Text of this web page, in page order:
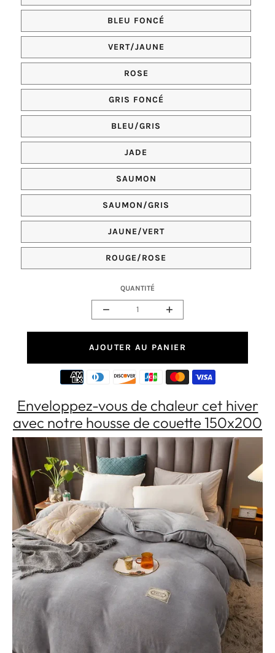
COULEUR
BLEU FONCÉ
COULEUR
VERT/JAUNE
COULEUR
ROSE
COULEUR
GRIS FONCÉ
COULEUR
BLEU/GRIS
COULEUR
JADE
COULEUR
SAUMON
COULEUR
SAUMON/GRIS
COULEUR
JAUNE/VERT
COULEUR
ROUGE/ROSE
QUANTITÉ
Réduire
quantité
de
couette
hiver
150x200
Augmenter
quantité
de
de
couette
hiver
150x200
AJOUTER AU PANIER
Enveloppez-vous de chaleur cet hiver
avec notre housse de couette 150x200